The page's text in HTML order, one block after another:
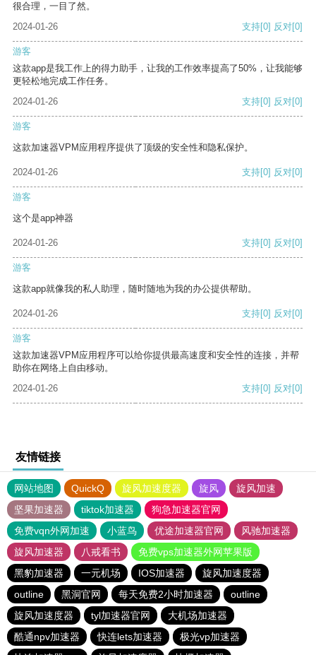
很合理，一目了然。
2024-01-26
支持[0] 反对[0]
游客
这款app是我工作上的得力助手，让我的工作效率提高了50%，让我能够
更轻松地完成工作任务。
2024-01-26
支持[0] 反对[0]
游客
这款加速器VPM应用程序提供了顶级的安全性和隐私保护。
2024-01-26 支持[0] 反对[0]
游客
这个是app神器
2024-01-26 支持[0] 反对[0]
游客
这款app就像我的私人助理，随时随地为我的办公提供帮助。
2024-01-26 支持[0] 反对[0]
游客
这款加速器VPM应用程序可以给你提供最高速度和安全性的连接，并帮
助你在网络上自由移动。
2024-01-26
支持[0] 反对[0]
友情链接
网站地图 QuickQ 旋风加速度器 旋风
旋风加速
坚果加速器
tiktok加速器
狗急加速器官网
免费vqn外网加速
小蓝鸟 优途加速器官网
风驰加速器
旋风加速器
八戒看书
免费vps加速器外网苹果版
黑豹加速器
一元机场 IOS加速器
旋风加速度器
outline
黑洞官网 每天免费2小时加速器
outline
旋风加速度器
tyl加速器官网
大机场加速器
酷通npv加速器
快连lets加速器
极光vp加速器